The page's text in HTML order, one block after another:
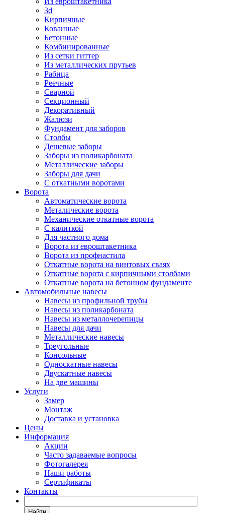
3d
Кирпичные
Кованные
Бетонные
Комбинированные
Из сетки гиттер
Из металлических прутьев
Рабица
Реечные
Сварной
Секционный
Декоративный
Жалюзи
Фундамент для заборов
Столбы
Дешевые заборы
Заборы из поликарбоната
Металлические заборы
Заборы для дачи
С откатными воротами
Ворота
Автоматические ворота
Металические ворота
Механические откатные ворота
С калиткой
Для частного дома
Ворота из евроштакетника
Ворота из профнастила
Откатные ворота на винтовых сваях
Откатные ворота с кирпичными столбами
Откатные ворота на бетонном фундаменте
Автомобильные навесы
Навесы из профильной трубы
Навесы из поликарбоната
Навесы из металлочерепицы
Навесы для дачи
Металлические навесы
Треугольные
Консольные
Односкатные навесы
Двускатные навесы
На две машины
Услуги
Замер
Монтаж
Доставка и установка
Цены
Информация
Акции
Часто задаваемые вопросы
Фотогалерея
Наши работы
Сертификаты
Контакты